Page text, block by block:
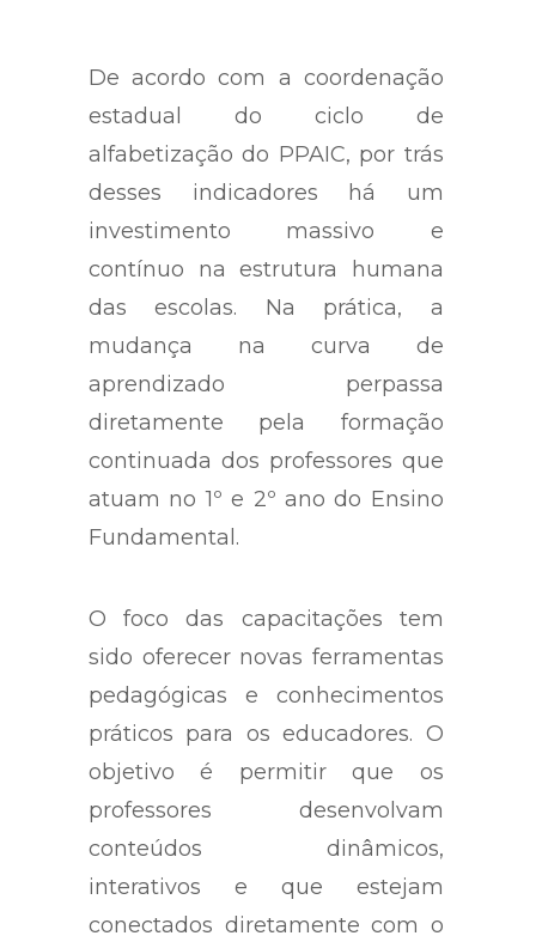
De acordo com a coordenação
estadual do ciclo de
alfabetização do PPAIC, por trás
desses indicadores há um
investimento massivo e
contínuo na estrutura humana
das escolas. Na prática, a
mudança na curva de
aprendizado perpassa
diretamente pela formação
continuada dos professores que
atuam no 1º e 2º ano do Ensino
Fundamental.
O foco das capacitações tem
sido oferecer novas ferramentas
pedagógicas e conhecimentos
práticos para os educadores. O
objetivo é permitir que os
professores desenvolvam
conteúdos dinâmicos,
interativos e que estejam
conectados diretamente com o